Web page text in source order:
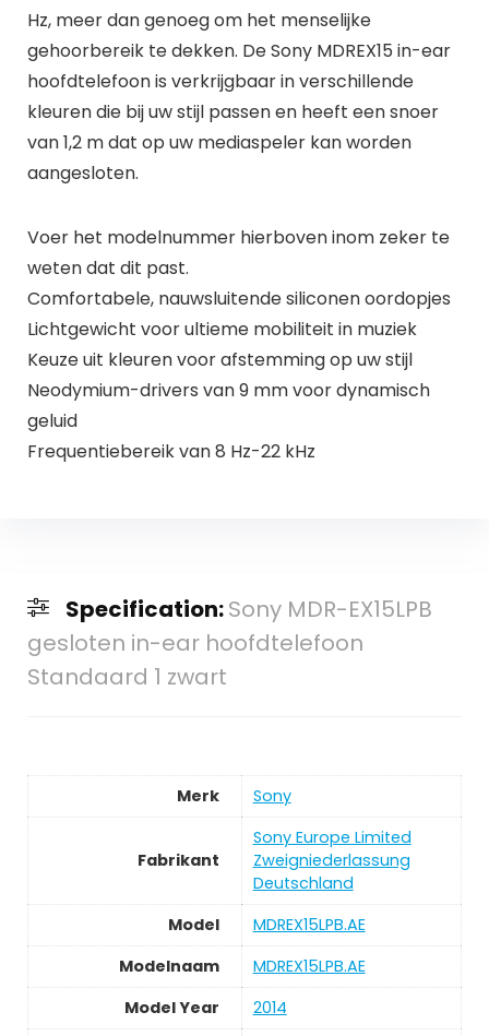
Hz, meer dan genoeg om het menselijke
gehoorbereik te dekken. De Sony MDREX15 in-ear
hoofdtelefoon is verkrijgbaar in verschillende
kleuren die bij uw stijl passen en heeft een snoer
van 1,2 m dat op uw mediaspeler kan worden
aangesloten.
Voer het modelnummer hierboven inom zeker te
weten dat dit past.
Comfortabele, nauwsluitende siliconen oordopjes
Lichtgewicht voor ultieme mobiliteit in muziek
Keuze uit kleuren voor afstemming op uw stijl
Neodymium-drivers van 9 mm voor dynamisch
geluid
Frequentiebereik van 8 Hz-22 kHz
Specification:Sony MDR-EX15LPB
gesloten in-ear hoofdtelefoon
Standaard 1 zwart
Merk Sony
Fabrikant
Sony Europe Limited
Zweigniederlassung
Deutschland
Model
MDREX15LPB.AE
Modelnaam
MDREX15LPB.AE
Model Year
2014